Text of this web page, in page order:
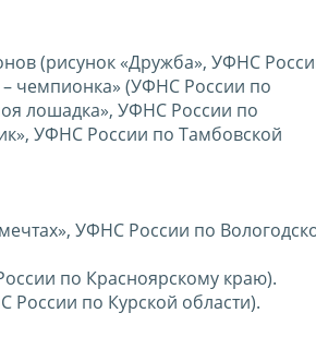
(рисунок «Дружба», УФНС
чемпионка» (УФНС России по
лошадка», УФНС России по
УФНС России по Тамбовской
УФНС России по
по Красноярскому краю).
России по Курской области).